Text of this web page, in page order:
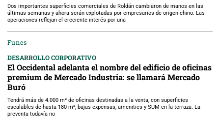
Dos importantes superficies comerciales de Roldán cambiaron de manos en las
últimas semanas y ahora serán explotadas por empresarios de origen chino. Las
operaciones reflejan el creciente interés por una
Funes
DESARROLLO CORPORATIVO
El Occidental adelanta el nombre del edificio de oficinas
premium de Mercado Industria: se llamará Mercado
Buró
Tendrá más de 4.000 m² de oficinas destinadas a la venta, con superficies
escalables de hasta 180 m², bajas expensas, amenities y SUM en la terraza. La
preventa todavía no